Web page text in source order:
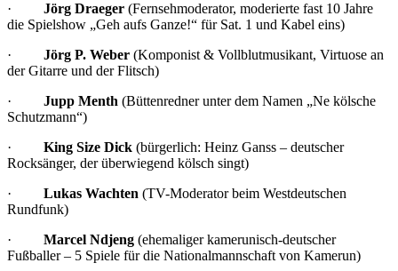
· Jörg Draeger (Fernsehmoderator, moderierte fast 10 Jahre
die Spielshow „Geh aufs Ganze!“ für Sat. 1 und Kabel eins)
· Jörg P. Weber (Komponist & Vollblutmusikant, Virtuose an
der Gitarre und der Flitsch)
· Jupp Menth (Büttenredner unter dem Namen „Ne kölsche
Schutzmann“)
· King Size Dick (bürgerlich: Heinz Ganss – deutscher
Rocksänger, der überwiegend kölsch singt)
· Lukas Wachten (TV-Moderator beim Westdeutschen
Rundfunk)
· Marcel Ndjeng (ehemaliger kamerunisch-deutscher
Fußballer – 5 Spiele für die Nationalmannschaft von Kamerun)